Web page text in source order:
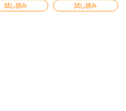
試し読み 試し読み